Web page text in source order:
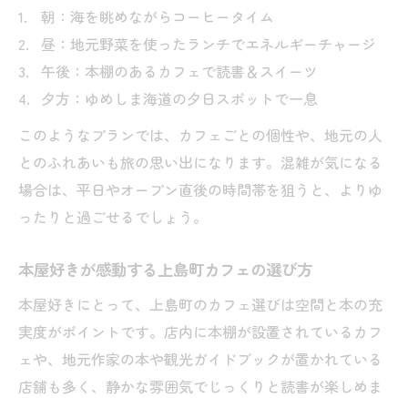
朝：海を眺めながらコーヒータイム
昼：地元野菜を使ったランチでエネルギーチャージ
午後：本棚のあるカフェで読書＆スイーツ
夕方：ゆめしま海道の夕日スポットで一息
このようなプランでは、カフェごとの個性や、地元の人
とのふれあいも旅の思い出になります。混雑が気になる
場合は、平日やオープン直後の時間帯を狙うと、よりゆ
ったりと過ごせるでしょう。
本屋好きが感動する上島町カフェの選び方
本屋好きにとって、上島町のカフェ選びは空間と本の充
実度がポイントです。店内に本棚が設置されているカフ
ェや、地元作家の本や観光ガイドブックが置かれている
店舗も多く、静かな雰囲気でじっくりと読書が楽しめま